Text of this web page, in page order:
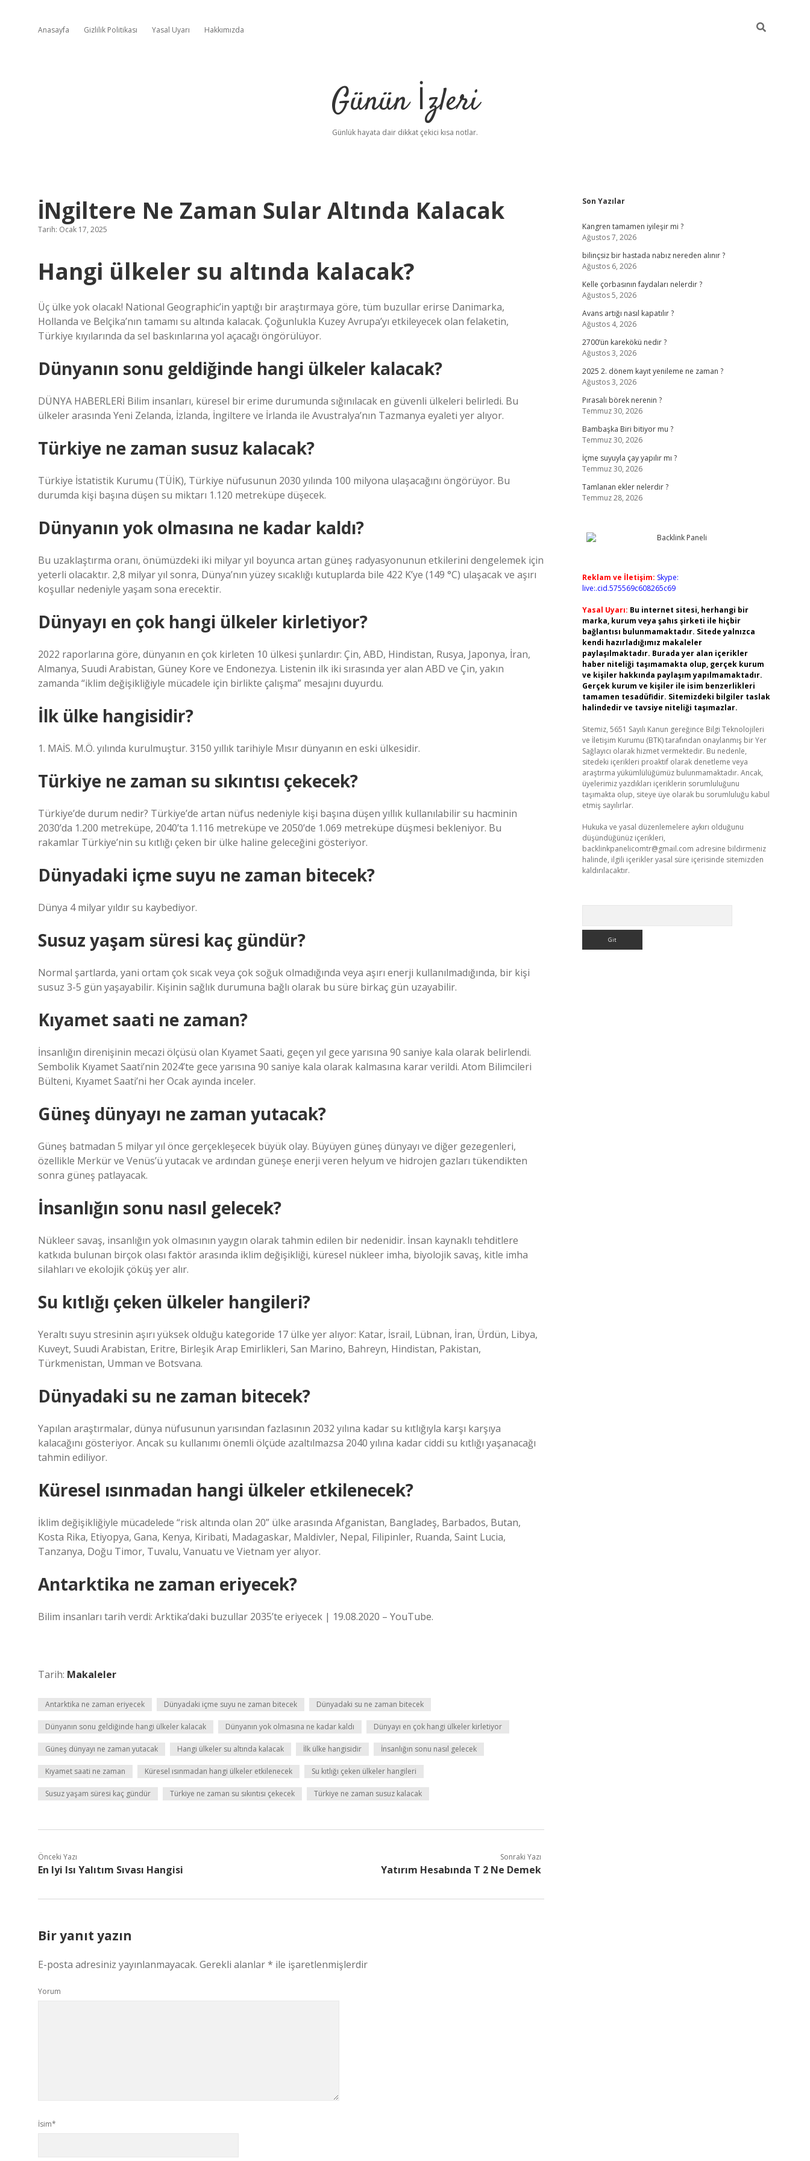
Anasayfa Gizlilik Politikası Yasal Uyarı Hakkımızda
Günün İzleri
Günlük hayata dair dikkat çekici kısa notlar.
İNgiltere Ne Zaman Sular Altında Kalacak
Tarih: Ocak 17, 2025
Hangi ülkeler su altında kalacak?
Üç ülke yok olacak! National Geographic’in yaptığı bir araştırmaya göre, tüm buzullar erirse Danimarka,
Hollanda ve Belçika’nın tamamı su altında kalacak. Çoğunlukla Kuzey Avrupa’yı etkileyecek olan felaketin,
Türkiye kıyılarında da sel baskınlarına yol açacağı öngörülüyor.
Dünyanın sonu geldiğinde hangi ülkeler kalacak?
DÜNYA HABERLERİ Bilim insanları, küresel bir erime durumunda sığınılacak en güvenli ülkeleri belirledi. Bu
ülkeler arasında Yeni Zelanda, İzlanda, İngiltere ve İrlanda ile Avustralya’nın Tazmanya eyaleti yer alıyor.
Türkiye ne zaman susuz kalacak?
Türkiye İstatistik Kurumu (TÜİK), Türkiye nüfusunun 2030 yılında 100 milyona ulaşacağını öngörüyor. Bu
durumda kişi başına düşen su miktarı 1.120 metreküpe düşecek.
Dünyanın yok olmasına ne kadar kaldı?
Bu uzaklaştırma oranı, önümüzdeki iki milyar yıl boyunca artan güneş radyasyonunun etkilerini dengelemek için
yeterli olacaktır. 2,8 milyar yıl sonra, Dünya’nın yüzey sıcaklığı kutuplarda bile 422 K’ye (149 °C) ulaşacak ve aşırı
koşullar nedeniyle yaşam sona erecektir.
Dünyayı en çok hangi ülkeler kirletiyor?
2022 raporlarına göre, dünyanın en çok kirleten 10 ülkesi şunlardır: Çin, ABD, Hindistan, Rusya, Japonya, İran,
Almanya, Suudi Arabistan, Güney Kore ve Endonezya. Listenin ilk iki sırasında yer alan ABD ve Çin, yakın
zamanda “iklim değişikliğiyle mücadele için birlikte çalışma” mesajını duyurdu.
İlk ülke hangisidir?
1. MAİS. M.Ö. yılında kurulmuştur. 3150 yıllık tarihiyle Mısır dünyanın en eski ülkesidir.
Türkiye ne zaman su sıkıntısı çekecek?
Türkiye’de durum nedir? Türkiye’de artan nüfus nedeniyle kişi başına düşen yıllık kullanılabilir su hacminin
2030’da 1.200 metreküpe, 2040’ta 1.116 metreküpe ve 2050’de 1.069 metreküpe düşmesi bekleniyor. Bu
rakamlar Türkiye’nin su kıtlığı çeken bir ülke haline geleceğini gösteriyor.
Dünyadaki içme suyu ne zaman bitecek?
Dünya 4 milyar yıldır su kaybediyor.
Susuz yaşam süresi kaç gündür?
Normal şartlarda, yani ortam çok sıcak veya çok soğuk olmadığında veya aşırı enerji kullanılmadığında, bir kişi
susuz 3-5 gün yaşayabilir. Kişinin sağlık durumuna bağlı olarak bu süre birkaç gün uzayabilir.
Kıyamet saati ne zaman?
İnsanlığın direnişinin mecazi ölçüsü olan Kıyamet Saati, geçen yıl gece yarısına 90 saniye kala olarak belirlendi.
Sembolik Kıyamet Saati’nin 2024’te gece yarısına 90 saniye kala olarak kalmasına karar verildi. Atom Bilimcileri
Bülteni, Kıyamet Saati’ni her Ocak ayında inceler.
Güneş dünyayı ne zaman yutacak?
Güneş batmadan 5 milyar yıl önce gerçekleşecek büyük olay. Büyüyen güneş dünyayı ve diğer gezegenleri,
özellikle Merkür ve Venüs’ü yutacak ve ardından güneşe enerji veren helyum ve hidrojen gazları tükendikten
sonra güneş patlayacak.
İnsanlığın sonu nasıl gelecek?
Nükleer savaş, insanlığın yok olmasının yaygın olarak tahmin edilen bir nedenidir. İnsan kaynaklı tehditlere
katkıda bulunan birçok olası faktör arasında iklim değişikliği, küresel nükleer imha, biyolojik savaş, kitle imha
silahları ve ekolojik çöküş yer alır.
Su kıtlığı çeken ülkeler hangileri?
Yeraltı suyu stresinin aşırı yüksek olduğu kategoride 17 ülke yer alıyor: Katar, İsrail, Lübnan, İran, Ürdün, Libya,
Kuveyt, Suudi Arabistan, Eritre, Birleşik Arap Emirlikleri, San Marino, Bahreyn, Hindistan, Pakistan,
Türkmenistan, Umman ve Botsvana.
Dünyadaki su ne zaman bitecek?
Yapılan araştırmalar, dünya nüfusunun yarısından fazlasının 2032 yılına kadar su kıtlığıyla karşı karşıya
kalacağını gösteriyor. Ancak su kullanımı önemli ölçüde azaltılmazsa 2040 yılına kadar ciddi su kıtlığı yaşanacağı
tahmin ediliyor.
Küresel ısınmadan hangi ülkeler etkilenecek?
İklim değişikliğiyle mücadelede “risk altında olan 20” ülke arasında Afganistan, Bangladeş, Barbados, Butan,
Kosta Rika, Etiyopya, Gana, Kenya, Kiribati, Madagaskar, Maldivler, Nepal, Filipinler, Ruanda, Saint Lucia,
Tanzanya, Doğu Timor, Tuvalu, Vanuatu ve Vietnam yer alıyor.
Antarktika ne zaman eriyecek?
Bilim insanları tarih verdi: Arktika’daki buzullar 2035’te eriyecek | 19.08.2020 – YouTube.
Tarih: Makaleler
Antarktika ne zaman eriyecek Dünyadaki içme suyu ne zaman bitecek Dünyadaki su ne zaman bitecek
Dünyanın sonu geldiğinde hangi ülkeler kalacak Dünyanın yok olmasına ne kadar kaldı Dünyayı en çok hangi ülkeler kirletiyor
Güneş dünyayı ne zaman yutacak Hangi ülkeler su altında kalacak İlk ülke hangisidir İnsanlığın sonu nasıl gelecek
Kıyamet saati ne zaman Küresel ısınmadan hangi ülkeler etkilenecek Su kıtlığı çeken ülkeler hangileri
Susuz yaşam süresi kaç gündür Türkiye ne zaman su sıkıntısı çekecek Türkiye ne zaman susuz kalacak
Önceki Yazı
En Iyi Isı Yalıtım Sıvası Hangisi
Sonraki Yazı
Yatırım Hesabında T 2 Ne Demek
Bir yanıt yazın
E-posta adresiniz yayınlanmayacak. Gerekli alanlar* ile işaretlenmişlerdir
Yorum
İsim*
Sidebar
Son Yazılar
Kangren tamamen iyileşir mi ?
Ağustos 7, 2026
bilinçsiz bir hastada nabız nereden alınır ?
Ağustos 6, 2026
Kelle çorbasının faydaları nelerdir ?
Ağustos 5, 2026
Avans artığı nasıl kapatılır ?
Ağustos 4, 2026
2700’ün karekökü nedir ?
Ağustos 3, 2026
2025 2. dönem kayıt yenileme ne zaman ?
Ağustos 3, 2026
Pırasalı börek nerenin ?
Temmuz 30, 2026
Bambaşka Biri bitiyor mu ?
Temmuz 30, 2026
İçme suyuyla çay yapılır mı ?
Temmuz 30, 2026
Tamlanan ekler nelerdir ?
Temmuz 28, 2026
Reklam ve İletişim: Skype:
live:.cid.575569c608265c69
Yasal Uyarı: Bu internet sitesi, herhangi bir
marka, kurum veya şahıs şirketi ile hiçbir
bağlantısı bulunmamaktadır. Sitede yalnızca
kendi hazırladığımız makaleler
paylaşılmaktadır. Burada yer alan içerikler
haber niteliği taşımamakta olup, gerçek kurum
ve kişiler hakkında paylaşım yapılmamaktadır.
Gerçek kurum ve kişiler ile isim benzerlikleri
tamamen tesadüfidir. Sitemizdeki bilgiler taslak
halindedir ve tavsiye niteliği taşımazlar.
Sitemiz, 5651 Sayılı Kanun gereğince Bilgi Teknolojileri
ve İletişim Kurumu (BTK) tarafından onaylanmış bir Yer
Sağlayıcı olarak hizmet vermektedir. Bu nedenle,
sitedeki içerikleri proaktif olarak denetleme veya
araştırma yükümlülüğümüz bulunmamaktadır. Ancak,
üyelerimiz yazdıkları içeriklerin sorumluluğunu
taşımakta olup, siteye üye olarak bu sorumluluğu kabul
etmiş sayılırlar.
Hukuka ve yasal düzenlemelere aykırı olduğunu
düşündüğünüz içerikleri,
backlinkpanelicomtr@gmail.com adresine bildirmeniz
halinde, ilgili içerikler yasal süre içerisinde sitemizden
kaldırılacaktır.
vdcasino güncel giriş